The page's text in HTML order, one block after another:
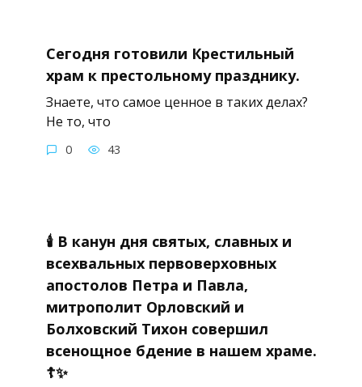
Сегодня готовили Крестильный
храм к престольному празднику.
Знаете, что самое ценное в таких делах?
Не то, что
0 43
🕯 В канун дня святых, славных и
всехвальных первоверховных
апостолов Петра и Павла,
митрополит Орловский и
Болховский Тихон совершил
всенощное бдение в нашем храме.
☦✨